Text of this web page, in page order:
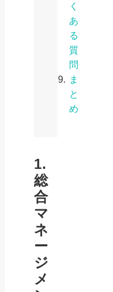
く
あ
る
質
問
ま
と
め
1.
総
合
マ
ネ
ー
ジ
メ